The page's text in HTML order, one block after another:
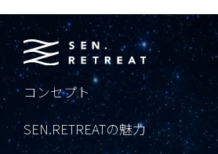
コンセプト
SEN.RETREATの魅力